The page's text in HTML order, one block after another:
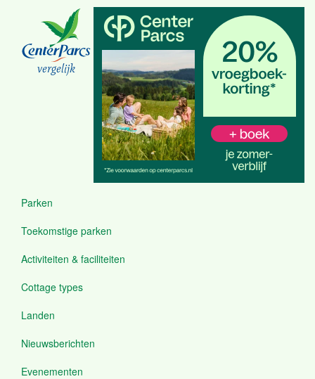
vergelijk
Menu
Parken
Toekomstige parken
Activiteiten & faciliteiten
Cottage types
Landen
Nieuwsberichten
Evenementen